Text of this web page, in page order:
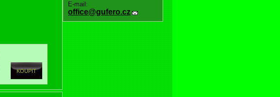
E-mail:
office@gufero.cz